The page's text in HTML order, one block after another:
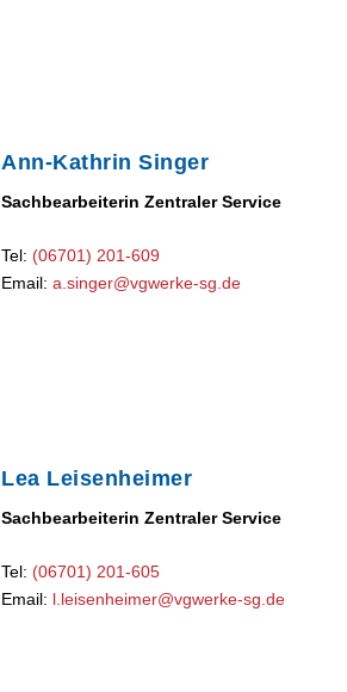
Ann-Kathrin Singer
Sachbearbeiterin Zentraler Service
Tel: (06701) 201-609
Email:a.singer@vgwerke-sg.de
Lea Leisenheimer
Sachbearbeiterin Zentraler Service
Tel: (06701) 201-605
Email: l.leisenheimer@vgwerke-sg.de